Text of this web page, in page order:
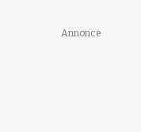
Annonce